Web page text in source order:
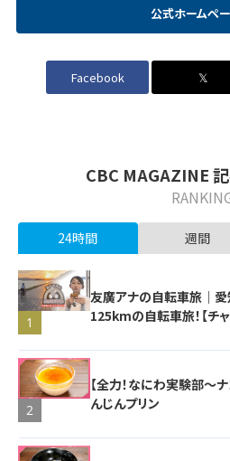
公式ホームペ
Facebook 𝕏
CBC MAGAZINE
24時間 週間
1
友廣アナの自転車旅｜愛
125kmの自転車旅！【チャ
2
【全力！なにわ実験部～
んじんプリン